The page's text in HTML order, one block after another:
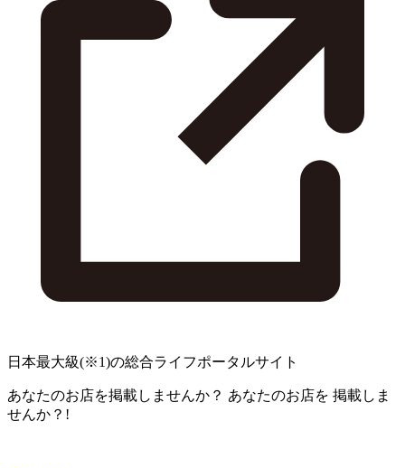
日本最大級(※1)の総合ライフポータルサイト
あなたのお店を掲載しませんか？ あなたのお店を 掲載しま
せんか？!